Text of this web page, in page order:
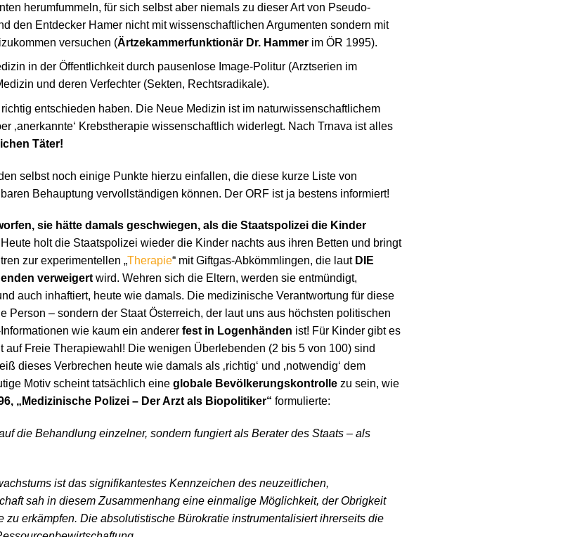
herumfummeln, für sich selbst aber niemals zu dieser Art von Pseudo-
den Entdecker Hamer nicht mit wissenschaftlichen Argumenten sondern mit
versuchen (Ärtzekammerfunktionär Dr. Hammerim ÖR 1995).
in der Öffentlichkeit durch pausenlose Image-Politur (Arztserien im
und deren Verfechter (Sekten, Rechtsradikale).
entschieden haben. Die Neue Medizin ist im naturwissenschaftlichem
‚anerkannte‘ Krebstherapie wissenschaftlich widerlegt. Nach Trnava ist alles
Täter!
selbst noch einige Punkte hierzu einfallen, die diese kurze Liste von
Behauptung vervollständigen können. Der ORF ist ja bestens informiert!
sie hätte damals geschwiegen, als die Staatspolizei die Kinder
Heute holt die Staatspolizei wieder die Kinder nachts aus ihren Betten und bringt
zur experimentellen „Therapie“ mit Giftgas-Abkömmlingen, die laut DIE
verweigertwird. Wehren sich die Eltern, werden sie entmündigt,
auch inhaftiert, heute wie damals. Die medizinische Verantwortung für diese
Person – sondern der Staat Österreich, der laut uns aus höchsten politischen
wie kaum ein anderer fest in Logenhänden ist! Für Kinder gibt es
auf Freie Therapiewahl! Die wenigen Überlebenden (2 bis 5 von 100) sind
dieses Verbrechen heute wie damals als ‚richtig‘ und ‚notwendig‘ dem
Motiv scheint tatsächlich eine globale Bevölkerungskontrolle zu sein, wie
„Medizinische Polizei – Der Arzt als Biopolitiker“ formulierte:
die Behandlung einzelner, sondern fungiert als Berater des Staats – als
ist das signifikantestes Kennzeichen des neuzeitlichen,
sah in diesem Zusammenhang eine einmalige Möglichkeit, der Obrigkeit
zu erkämpfen. Die absolutistische Bürokratie instrumentalisiert ihrerseits die